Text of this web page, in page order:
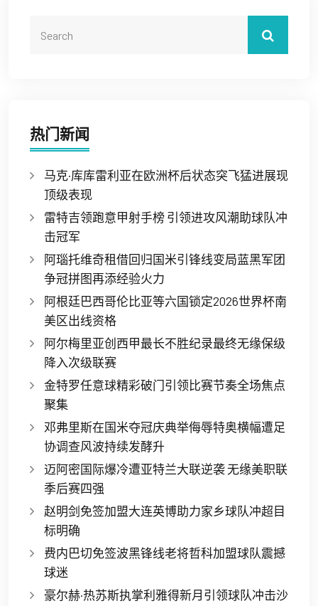
热门新闻
马克·库库雷利亚在欧洲杯后状态突飞猛进展现
顶级表现
雷特吉领跑意甲射手榜 引领进攻风潮助球队冲
击冠军
阿瑙托维奇租借回归国米引锋线变局蓝黑军团
争冠拼图再添经验火力
阿根廷巴西哥伦比亚等六国锁定2026世界杯南
美区出线资格
阿尔梅里亚创西甲最长不胜纪录最终无缘保级
降入次级联赛
金特罗任意球精彩破门引领比赛节奏全场焦点
聚集
邓弗里斯在国米夺冠庆典举侮辱特奥横幅遭足
协调查风波持续发酵升
迈阿密国际爆冷遭亚特兰大联逆袭 无缘美职联
季后赛四强
赵明剑免签加盟大连英博助力家乡球队冲超目
标明确
费内巴切免签波黑锋线老将哲科加盟球队震撼
球迷
豪尔赫·热苏斯执掌利雅得新月引领球队冲击沙